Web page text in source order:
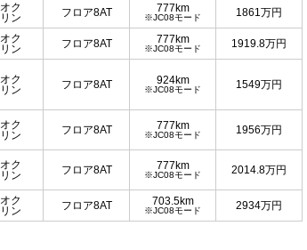
ク
ン
フロア8AT 777km
※JC08モード 1861万円
ク
ン
フロア8AT 777km
※JC08モード 1919.8万円
ク
ン
フロア8AT 924km
※JC08モード 1549万円
ク
ン
フロア8AT 777km
※JC08モード 1956万円
ク
ン
フロア8AT 777km
※JC08モード 2014.8万円
ク
ン
フロア8AT 703.5km
※JC08モード 2934万円